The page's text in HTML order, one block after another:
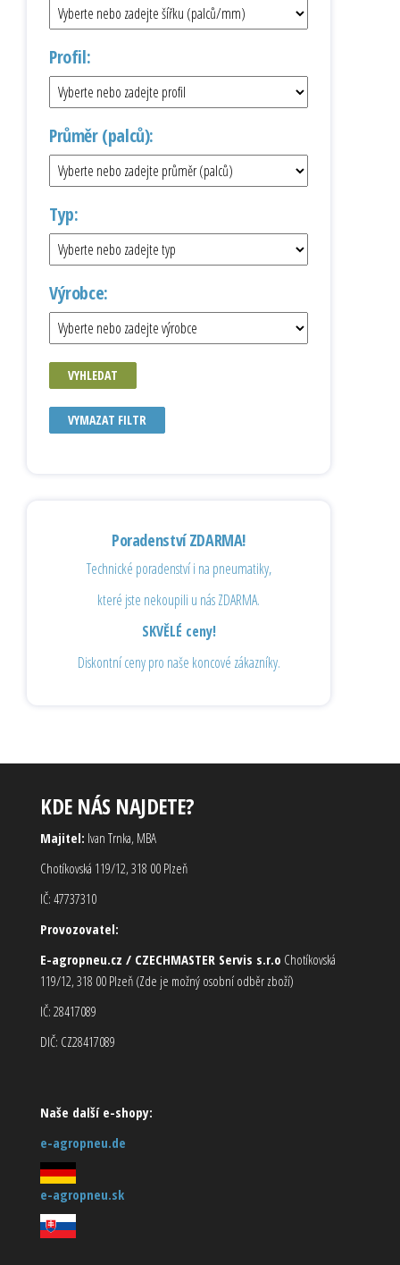
Profil:
Průměr (palců):
Typ:
Výrobce:
VYHLEDAT
VYMAZAT FILTR
Poradenství ZDARMA!
Technické poradenství i na pneumatiky,
které jste nekoupili u nás ZDARMA.
SKVĚLÉ ceny!
Diskontní ceny pro naše koncové zákazníky.
KDE NÁS NAJDETE?
Majitel: Ivan Trnka, MBA
Chotíkovská 119/12, 318 00 Plzeň
IČ: 47737310
Provozovatel:
E-agropneu.cz / CZECHMASTER Servis s.r.o Chotíkovská
119/12, 318 00 Plzeň (Zde je možný osobní odběr zboží)
IČ: 28417089
DIČ: CZ28417089
Naše další e-shopy:
e-agropneu.de
e-agropneu.sk